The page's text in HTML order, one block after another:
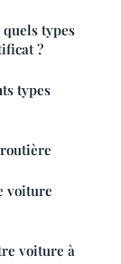
types
?
types
voiture
voiture à